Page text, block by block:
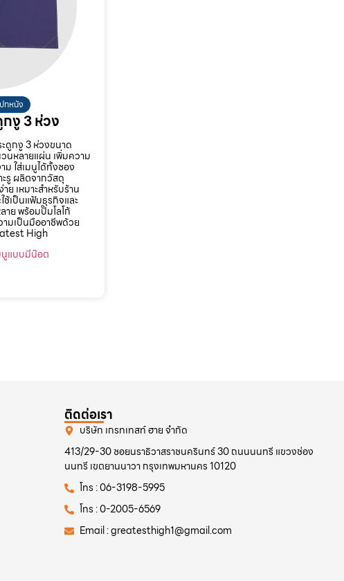
กหนัง
งู 3 ห่วง
ดูกงู 3 ห่วงขนาด
นหลายแผ่น เพิ่มความ
ใส่เมนูได้ทั้งซอง
ะรู ผลิตจากวัสดุ
เหมาะสำหรับร้าน
ช้เป็นแฟ้มธุรกิจและ
าย พร้อมปั๊มโลโก้
มเป็นมืออาชีพด้วย
High
นูแบบมีน๊อต
ติดต่อเรา
บริษัท เกรทเทสท์ ฮาย จำกัด
413/29-30 ซอยนราธิวาสราชนครินทร์ 30 ถนนนนทรี แขวงช่อง
นนทรี เขตยานนาวา กรุงเทพมหานคร 10120
โทร : 06-3198-5995
โทร : 0-2005-6569
Email : greatesthigh1@gmail.com